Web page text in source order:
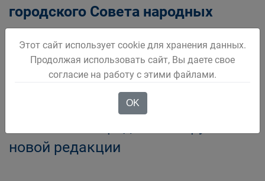
городского Совета народных
депутатов
Об утверждении Положения о
предоставлении земельных
участков на территории
новой редакции
Этот сайт использует cookie для хранения данных.
Продолжая использовать сайт, Вы даете свое
согласие на работу с этими файлами.
OK